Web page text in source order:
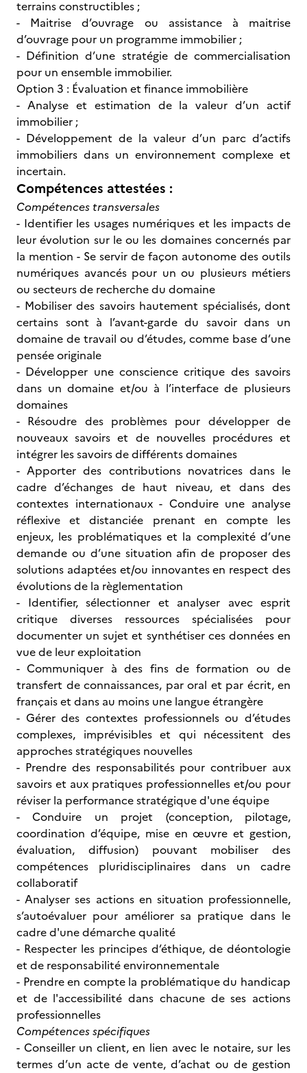
terrains constructibles ;
- Maitrise d’ouvrage ou assistance à maitrise
d’ouvrage pour un programme immobilier ;
- Définition d’une stratégie de commercialisation
pour un ensemble immobilier.
Option 3 : Évaluation et finance immobilière
- Analyse et estimation de la valeur d’un actif
immobilier ;
- Développement de la valeur d’un parc d’actifs
immobiliers dans un environnement complexe et
incertain.
Compétences attestées :
Compétences transversales
- Identifier les usages numériques et les impacts de
leur évolution sur le ou les domaines concernés par
la mention - Se servir de façon autonome des outils
numériques avancés pour un ou plusieurs métiers
ou secteurs de recherche du domaine
- Mobiliser des savoirs hautement spécialisés, dont
certains sont à l’avant-garde du savoir dans un
domaine de travail ou d’études, comme base d’une
pensée originale
- Développer une conscience critique des savoirs
dans un domaine et/ou à l’interface de plusieurs
domaines
- Résoudre des problèmes pour développer de
nouveaux savoirs et de nouvelles procédures et
intégrer les savoirs de différents domaines
- Apporter des contributions novatrices dans le
cadre d’échanges de haut niveau, et dans des
contextes internationaux - Conduire une analyse
réflexive et distanciée prenant en compte les
enjeux, les problématiques et la complexité d’une
demande ou d’une situation afin de proposer des
solutions adaptées et/ou innovantes en respect des
évolutions de la règlementation
- Identifier, sélectionner et analyser avec esprit
critique diverses ressources spécialisées pour
documenter un sujet et synthétiser ces données en
vue de leur exploitation
- Communiquer à des fins de formation ou de
transfert de connaissances, par oral et par écrit, en
français et dans au moins une langue étrangère
- Gérer des contextes professionnels ou d’études
complexes, imprévisibles et qui nécessitent des
approches stratégiques nouvelles
- Prendre des responsabilités pour contribuer aux
savoirs et aux pratiques professionnelles et/ou pour
réviser la performance stratégique d'une équipe
- Conduire un projet (conception, pilotage,
coordination d’équipe, mise en œuvre et gestion,
évaluation, diffusion) pouvant mobiliser des
compétences pluridisciplinaires dans un cadre
collaboratif
- Analyser ses actions en situation professionnelle,
s’autoévaluer pour améliorer sa pratique dans le
cadre d'une démarche qualité
- Respecter les principes d’éthique, de déontologie
et de responsabilité environnementale
- Prendre en compte la problématique du handicap
et de l'accessibilité dans chacune de ses actions
professionnelles
Compétences spécifiques
- Conseiller un client, en lien avec le notaire, sur les
termes d’un acte de vente, d’achat ou de gestion